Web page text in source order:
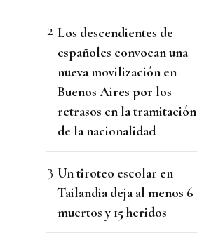
Los descendientes de
españoles convocan una
nueva movilización en
Buenos Aires por los
retrasos en la tramitación
de la nacionalidad
Un tiroteo escolar en
Tailandia deja al menos 6
muertos y 15 heridos